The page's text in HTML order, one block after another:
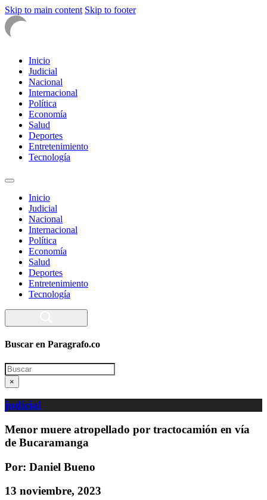
Skip to main content Skip to footer
Inicio
Judicial
Nacional
Internacional
Política
Economía
Salud
Deportes
Entretenimiento
Tecnología
Inicio
Judicial
Nacional
Internacional
Política
Economía
Salud
Deportes
Entretenimiento
Tecnología
Buscar en Paragrafo.co
Search
×
judicial
Menor muere atropellado por tractocamión en vía
de Bucaramanga
Por: Daniel Bueno
13 noviembre, 2023